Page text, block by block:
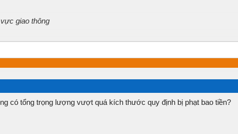
giao thông
có tổng trọng lượng vượt quá kích thước quy định bị phạt bao tiền?